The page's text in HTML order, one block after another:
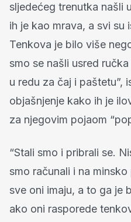
sljedećeg trenutka našli
ih je kao mrava, a svi su
Tenkova je bilo više
smo se našli usred
u redu za čaj i paštetu”,
objašnjenje kako ih je
za njegovim pojaom
“Stali smo i pribrali se.
smo računali i na
sve oni imaju, a to ga je
ako oni rasporede